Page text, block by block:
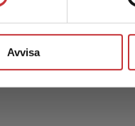
Avvisa